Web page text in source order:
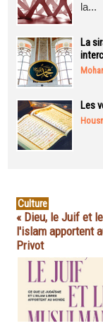
la...
La
Les
Culture
« Dieu, le Juif et
l'islam apportent
Privot